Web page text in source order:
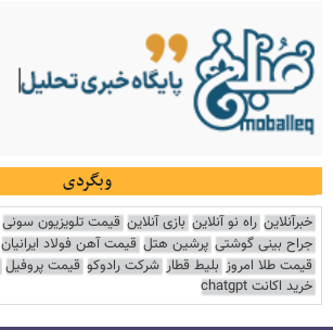
وبگردی
خبرآنلاین راه نو آنلاین بازی آنلاین قیمت تلویزیون سونی
جراح بینی گوشتی پرشین هتل قیمت آهن فولاد ایرانیان
قیمت طلا امروز بلیط قطار شرکت رادوکو قیمت پروفیل
خرید اکانت chatgpt